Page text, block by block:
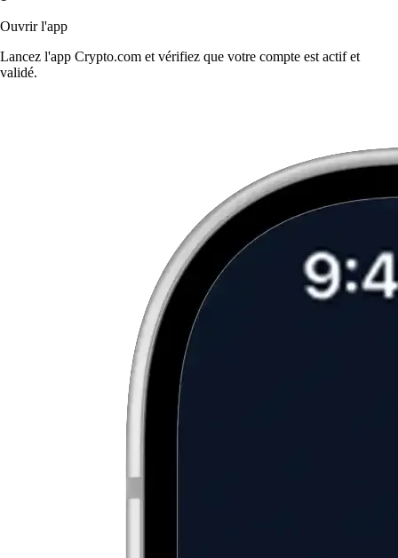
Ouvrir l'app
Lancez l'app Crypto.com et vérifiez que votre compte est actif et
validé.